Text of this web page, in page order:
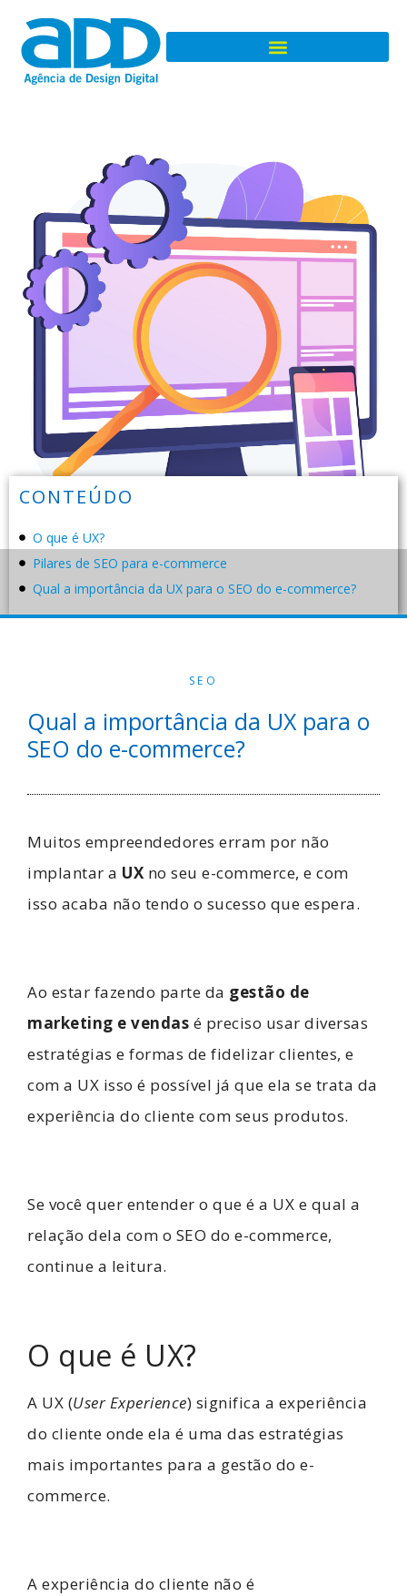
CONTEÚDO
O que é UX?
Pilares de SEO para e-commerce
Qual a importância da UX para o SEO do e-commerce?
SEO
Qual a importância da UX para o
SEO do e-commerce?
Muitos empreendedores erram por não
implantar a UX no seu e-commerce, e com
isso acaba não tendo o sucesso que espera.
Ao estar fazendo parte da gestão de
marketing e vendas é preciso usar diversas
estratégias e formas de fidelizar clientes, e
com a UX isso é possível já que ela se trata da
experiência do cliente com seus produtos.
Se você quer entender o que é a UX e qual a
relação dela com o SEO do e-commerce,
continue a leitura.
O que é UX?
A UX (User Experience) significa a experiência
do cliente onde ela é uma das estratégias
mais importantes para a gestão do e-
commerce.
A experiência do cliente não é